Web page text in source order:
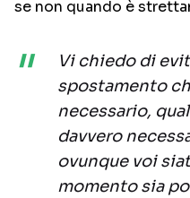
se non quando è
Vi chiedo di
spostamento
necessario,
davvero
ovunque voi
momento sia